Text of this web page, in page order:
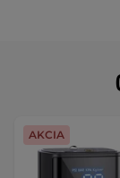
AKCIA